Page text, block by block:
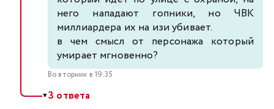
него нападают гопники, но ЧВК
миллиардера их на изи убивает.
в чем смысл от персонажа который
умирает мгновенно?
Во вторник в 19:35
▼3 ответа